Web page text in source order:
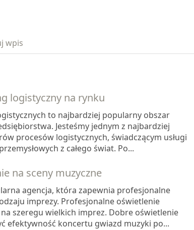
wpis
logistyczny na rynku
to najbardziej popularny obszar
Jesteśmy jednym z najbardziej
procesów logistycznych, świadczącym usługi
z całego świat. Po...
na sceny muzyczne
agencja, która zapewnia profesjonalne
imprezy. Profesjonalne oświetlenie
szeregu wielkich imprez. Dobre oświetlenie
efektywność koncertu gwiazd muzyki po...